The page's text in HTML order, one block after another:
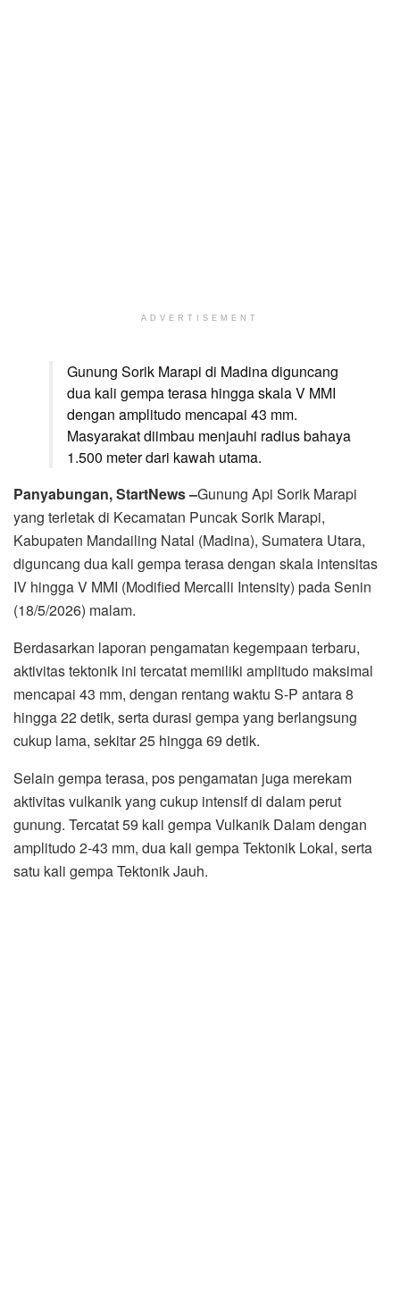
ADVERTISEMENT
Gunung Sorik Marapi di Madina diguncang
dua kali gempa terasa hingga skala V MMI
dengan amplitudo mencapai 43 mm.
Masyarakat diimbau menjauhi radius bahaya
1.500 meter dari kawah utama.
Panyabungan, StartNews –Gunung Api Sorik Marapi
yang terletak di Kecamatan Puncak Sorik Marapi,
Kabupaten Mandailing Natal (Madina), Sumatera Utara,
diguncang dua kali gempa terasa dengan skala intensitas
IV hingga V MMI (Modified Mercalli Intensity) pada Senin
(18/5/2026) malam.
Berdasarkan laporan pengamatan kegempaan terbaru,
aktivitas tektonik ini tercatat memiliki amplitudo maksimal
mencapai 43 mm, dengan rentang waktu S-P antara 8
hingga 22 detik, serta durasi gempa yang berlangsung
cukup lama, sekitar 25 hingga 69 detik.
Selain gempa terasa, pos pengamatan juga merekam
aktivitas vulkanik yang cukup intensif di dalam perut
gunung. Tercatat 59 kali gempa Vulkanik Dalam dengan
amplitudo 2-43 mm, dua kali gempa Tektonik Lokal, serta
satu kali gempa Tektonik Jauh.